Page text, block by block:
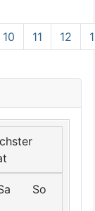
So
10 11 12